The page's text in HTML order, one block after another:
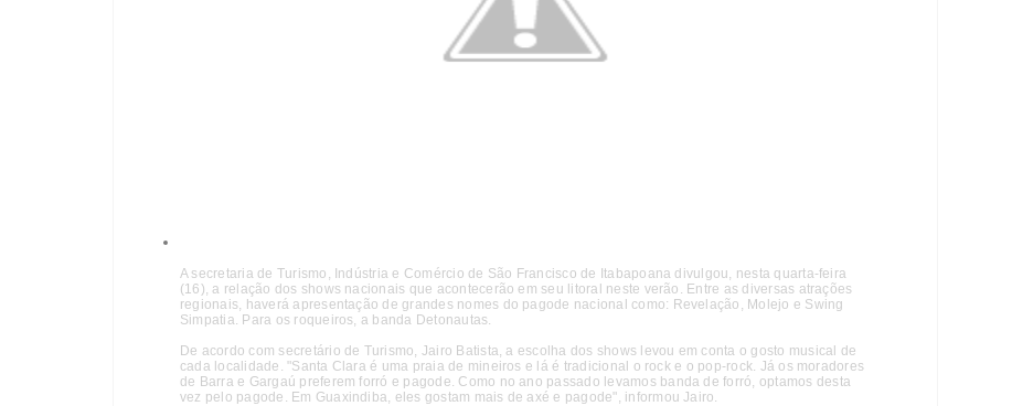
A secretaria de Turismo, Indústria e Comércio de São Francisco de Itabapoana divulgou, nesta quarta-feira
(16), a relação dos shows nacionais que acontecerão em seu litoral neste verão. Entre as diversas atrações
regionais, haverá apresentação de grandes nomes do pagode nacional como: Revelação, Molejo e Swing
Simpatia. Para os roqueiros, a banda Detonautas.
De acordo com secretário de Turismo, Jairo Batista, a escolha dos shows levou em conta o gosto musical de
cada localidade. "Santa Clara é uma praia de mineiros e lá é tradicional o rock e o pop-rock. Já os moradores
de Barra e Gargaú preferem forró e pagode. Como no ano passado levamos banda de forró, optamos desta
vez pelo pagode. Em Guaxindiba, eles gostam mais de axé e pagode", informou Jairo.